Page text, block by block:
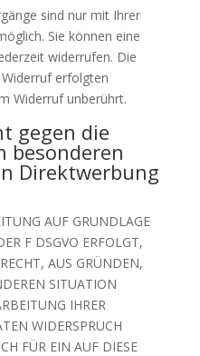
sind nur mit Ihrer
Sie können eine
widerrufen. Die
erfolgten
Widerruf unberührt.
gegen die
besonderen
Direktwerbung
AUF GRUNDLAGE
F DSGVO ERFOLGT,
AUS GRÜNDEN,
SITUATION
IHRER
WIDERSPRUCH
FÜR EIN AUF DIESE